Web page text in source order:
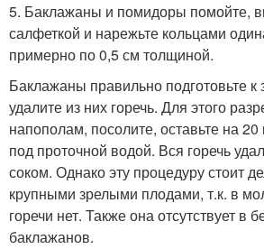
5. Баклажаны и помидоры помойте,
салфеткой и нарежьте кольцами
примерно по 0,5 см толщиной.
Баклажаны правильно подготовьте к
удалите из них горечь. Для этого
напополам, посолите, оставьте на
под проточной водой. Вся горечь
соком. Однако эту процедуру стоит
крупными зрелыми плодами, т.к. в
горечи нет. Также она отсутствует в
баклажанов.